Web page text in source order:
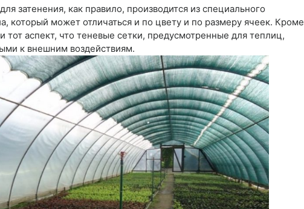
затенения, как правило, производится из специального
который может отличаться и по цвету и по размеру ячеек. Кроме
тот аспект, что теневые сетки, предусмотренные для теплиц,
к внешним воздействиям.